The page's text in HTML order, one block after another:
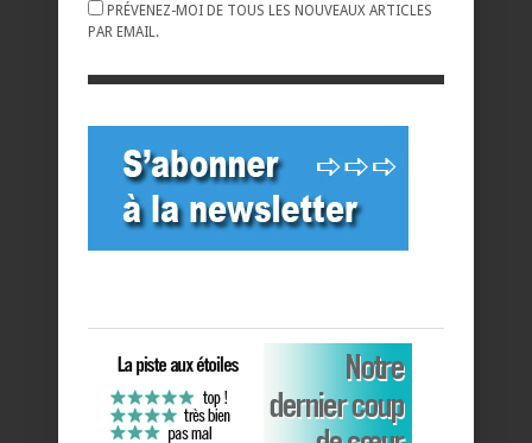
PRÉVENEZ-MOI DE TOUS LES NOUVEAUX ARTICLES
PAR EMAIL.